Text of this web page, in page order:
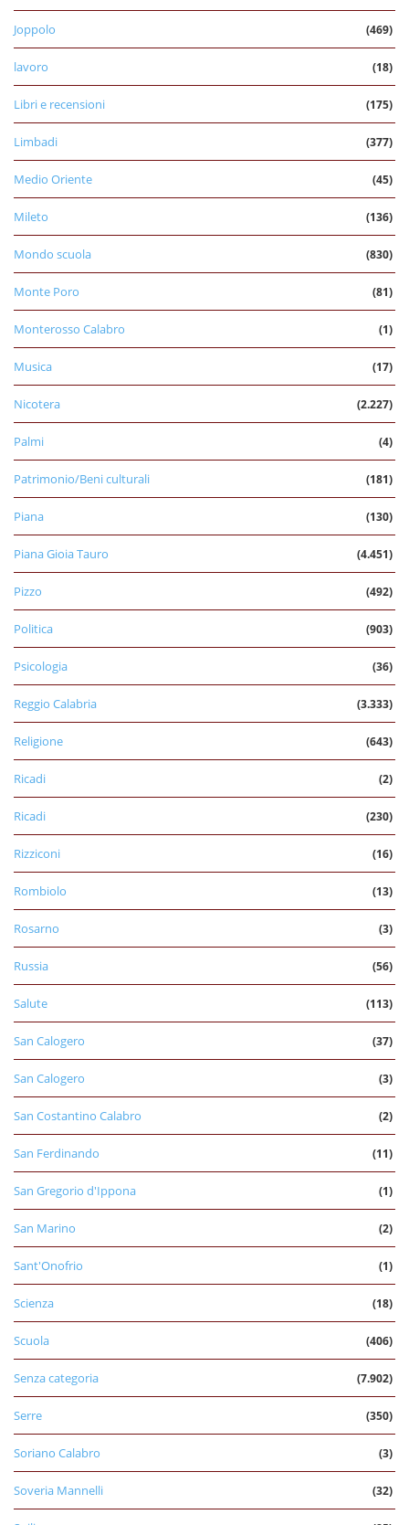
Joppolo (469)
lavoro (18)
Libri e recensioni (175)
Limbadi (377)
Medio Oriente (45)
Mileto (136)
Mondo scuola (830)
Monte Poro (81)
Monterosso Calabro (1)
Musica (17)
Nicotera (2.227)
Palmi (4)
Patrimonio/Beni culturali (181)
Piana (130)
Piana Gioia Tauro (4.451)
Pizzo (492)
Politica (903)
Psicologia (36)
Reggio Calabria (3.333)
Religione (643)
Ricadi (2)
Ricadi (230)
Rizziconi (16)
Rombiolo (13)
Rosarno (3)
Russia (56)
Salute (113)
San Calogero (37)
San Calogero (3)
San Costantino Calabro (2)
San Ferdinando (11)
San Gregorio d'Ippona (1)
San Marino (2)
Sant'Onofrio (1)
Scienza (18)
Scuola (406)
Senza categoria (7.902)
Serre (350)
Soriano Calabro (3)
Soveria Mannelli (32)